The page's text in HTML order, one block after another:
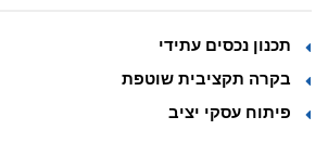
תכנון נכסים עתידי
בקרה תקציבית שוטפת
פיתוח עסקי יציב